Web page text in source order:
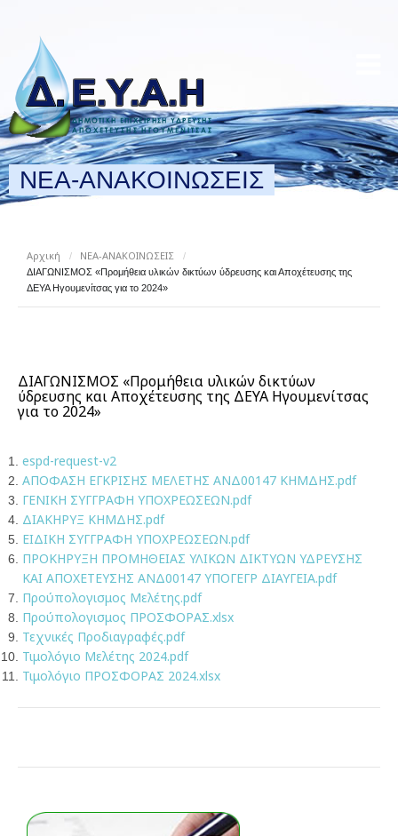
ΝΕΑ-ΑΝΑΚΟΙΝΩΣΕΙΣ
Αρχική / ΝΕΑ-ΑΝΑΚΟΙΝΩΣΕΙΣ
/
ΔΙΑΓΩΝΙΣΜΟΣ «Προμήθεια υλικών δικτύων ύδρευσης και Αποχέτευσης της
ΔΕΥΑ Ηγουμενίτσας για το 2024»
ΔΙΑΓΩΝΙΣΜΟΣ «Προμήθεια υλικών δικτύων
ύδρευσης και Αποχέτευσης της ΔΕΥΑ Ηγουμενίτσας
για το 2024»
espd-request-v2
ΑΠΟΦΑΣΗ ΕΓΚΡΙΣΗΣ ΜΕΛΕΤΗΣ ΑΝΔ00147 ΚΗΜΔΗΣ.pdf
ΓΕΝΙΚΗ ΣΥΓΓΡΑΦΗ ΥΠΟΧΡΕΩΣΕΩΝ.pdf
ΔΙΑΚΗΡΥΞ ΚΗΜΔΗΣ.pdf
ΕΙΔΙΚΗ ΣΥΓΓΡΑΦΗ ΥΠΟΧΡΕΩΣΕΩΝ.pdf
ΠΡΟΚΗΡΥΞΗ ΠΡΟΜΗΘΕΙΑΣ ΥΛΙΚΩΝ ΔΙΚΤΥΩΝ ΥΔΡΕΥΣΗΣ
ΚΑΙ ΑΠΟΧΕΤΕΥΣΗΣ ΑΝΔ00147 ΥΠΟΓΕΓΡ ΔΙΑΥΓΕΙΑ.pdf
Προύπολογισμος Μελέτης.pdf
Προύπολογισμος ΠΡΟΣΦΟΡΑΣ.xlsx
Τεχνικές Προδιαγραφές.pdf
Τιμολόγιο Μελέτης 2024.pdf
Τιμολόγιο ΠΡΟΣΦΟΡΑΣ 2024.xlsx